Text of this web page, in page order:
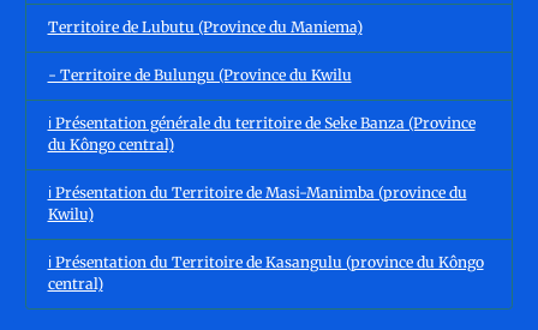
Territoire de Lubutu (Province du Maniema)
- Territoire de Bulungu (Province du Kwilu
ℹ️ Présentation générale du territoire de Seke Banza (Province
du Kôngo central)
ℹ️ Présentation du Territoire de Masi-Manimba (province du
Kwilu)
ℹ️ Présentation du Territoire de Kasangulu (province du Kôngo
central)